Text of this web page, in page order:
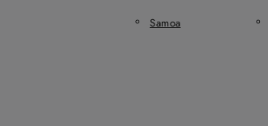
Samoa